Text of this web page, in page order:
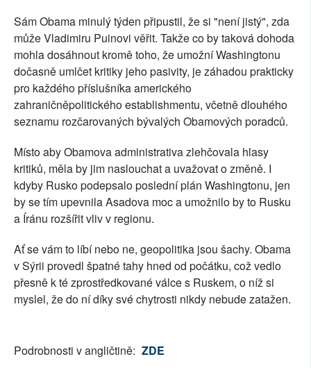
Sám Obama minulý týden připustil, že si "není jistý", zda
může Vladimiru Puinovi věřit. Takže co by taková dohoda
mohla dosáhnout kromě toho, že umožní Washingtonu
dočasně umlčet kritiky jeho pasivity, je záhadou prakticky
pro každého příslušníka amerického
zahraničněpolitického establishmentu, včetně dlouhého
seznamu rozčarovaných bývalých Obamových poradců.
Místo aby Obamova administrativa zlehčovala hlasy
kritiků, měla by jim naslouchat a uvažovat o změně. I
kdyby Rusko podepsalo poslední plán Washingtonu, jen
by se tím upevnila Asadova moc a umožnilo by to Rusku
a Íránu rozšířit vliv v regionu.
Ať se vám to líbí nebo ne, geopolitika jsou šachy. Obama
v Sýrii provedl špatné tahy hned od počátku, což vedlo
přesně k té zprostředkované válce s Ruskem, o níž si
myslel, že do ní díky své chytrosti nikdy nebude zatažen.
Podrobnosti v angličtině: ZDE